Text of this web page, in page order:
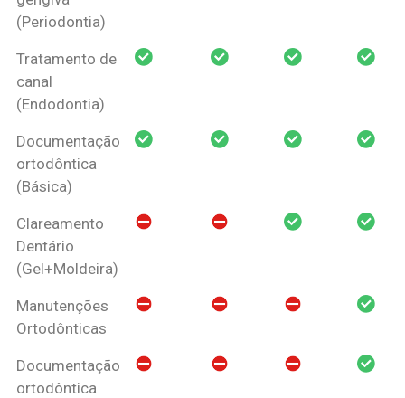
(Periodontia)
Tratamento de
canal
(Endodontia)
Documentação
ortodôntica
(Básica)
Clareamento
Dentário
(Gel+Moldeira)
Manutenções
Ortodônticas
Documentação
ortodôntica